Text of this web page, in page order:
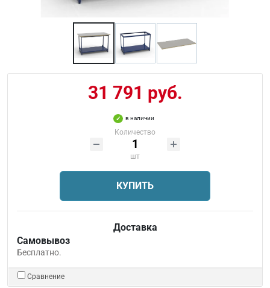
31 791 руб.
в наличии
Количество
шт
КУПИТЬ
Доставка
Самовывоз
Бесплатно.
Сравнение